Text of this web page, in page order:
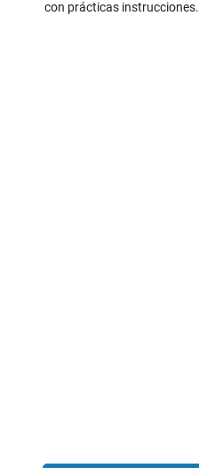
con prácticas instrucciones.